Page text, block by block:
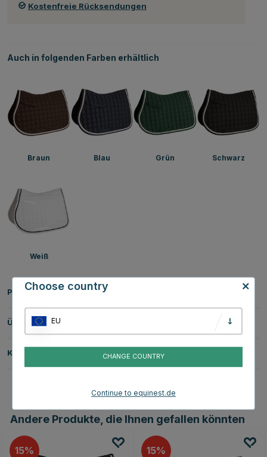
Kostenfreie Rücksendungen
Auch in folgenden Farben erhältlich
Braun Blau Grün Schwarz
Weiß
Produktinformationen
Über die Marke
Kundenbewertungen
Andere Produkte, die Ihnen gefallen könnten
15 15
Choose country
EU
CHANGE COUNTRY
Continue to equinest.de